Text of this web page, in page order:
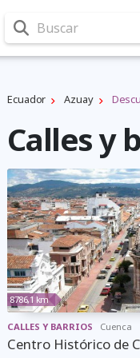
Buscar
Ecuador Azuay
Calles y
8786,1 km
CALLES Y BARRIOS Cuenca
Centro Histórico de